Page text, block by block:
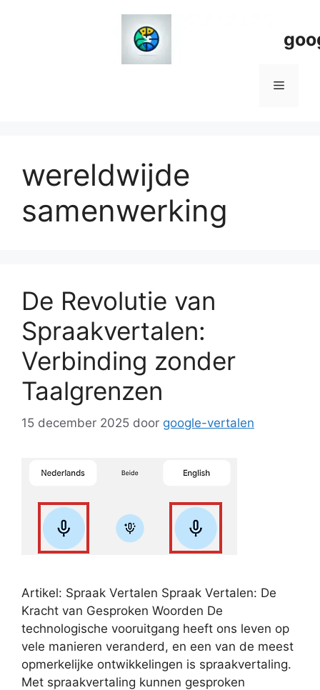
Menu
wereldwijde
samenwerking
De Revolutie van
Spraakvertalen:
Verbinding zonder
Taalgrenzen
15 december 2025 door google-vertalen
Artikel: Spraak Vertalen Spraak Vertalen: De
Kracht van Gesproken Woorden De
technologische vooruitgang heeft ons leven op
vele manieren veranderd, en een van de meest
opmerkelijke ontwikkelingen is spraakvertaling.
Met spraakvertaling kunnen gesproken